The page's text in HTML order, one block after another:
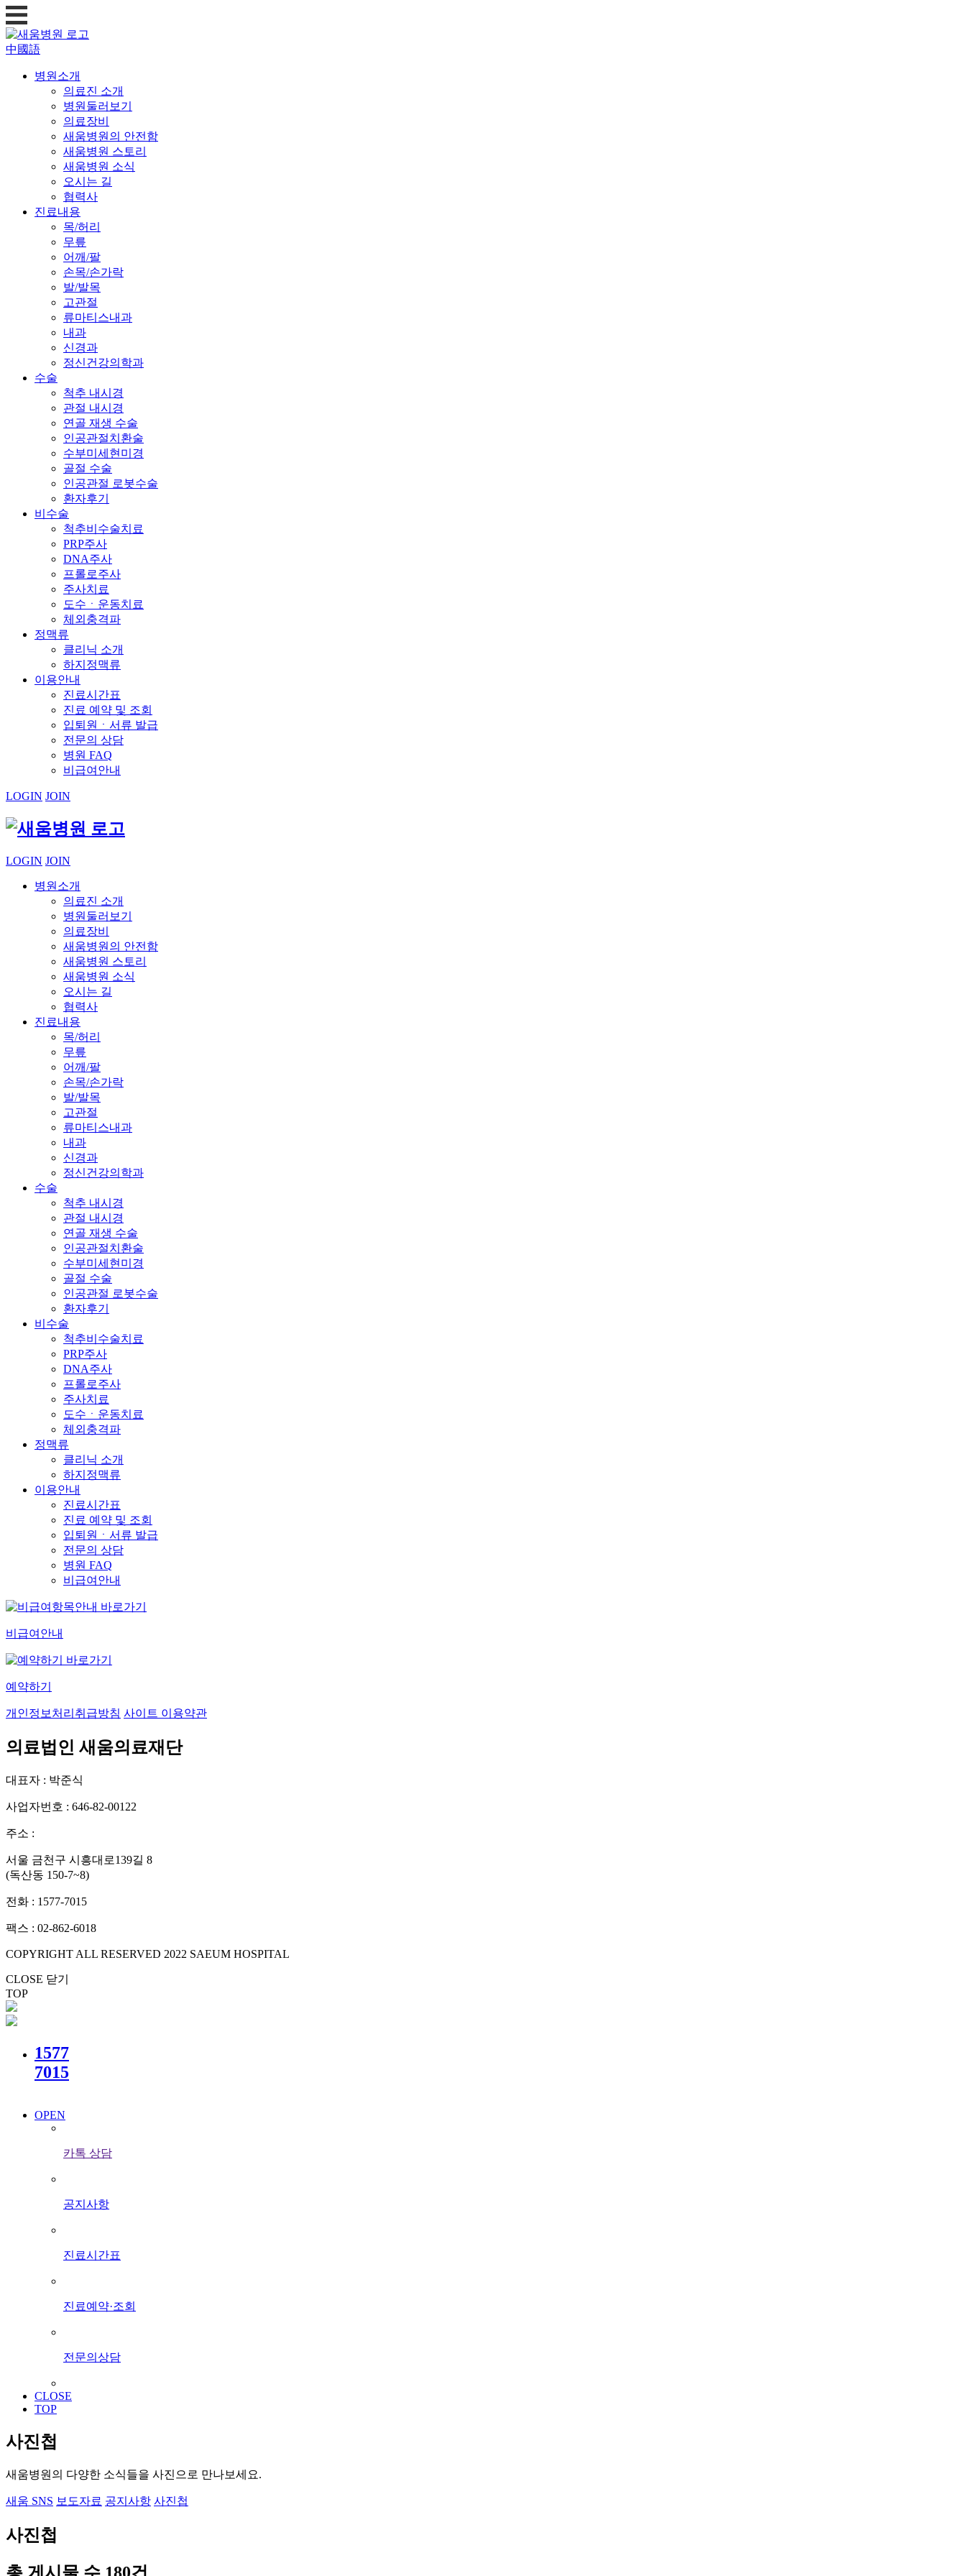
中國語
병원소개
의료진 소개
병원둘러보기
의료장비
새움병원의 안전함
새움병원 스토리
새움병원 소식
오시는 길
협력사
진료내용
목/허리
무릎
어깨/팔
손목/손가락
발/발목
고관절
류마티스내과
내과
신경과
정신건강의학과
수술
척추 내시경
관절 내시경
연골 재생 수술
인공관절치환술
수부미세현미경
골절 수술
인공관절 로봇수술
환자후기
비수술
척추비수술치료
PRP주사
DNA주사
프롤로주사
주사치료
도수ㆍ운동치료
체외충격파
정맥류
클리닉 소개
하지정맥류
이용안내
진료시간표
진료 예약 및 조회
입퇴원ㆍ서류 발급
전문의 상담
병원 FAQ
비급여안내
LOGIN JOIN
LOGIN JOIN
병원소개
의료진 소개
병원둘러보기
의료장비
새움병원의 안전함
새움병원 스토리
새움병원 소식
오시는 길
협력사
진료내용
목/허리
무릎
어깨/팔
손목/손가락
발/발목
고관절
류마티스내과
내과
신경과
정신건강의학과
수술
척추 내시경
관절 내시경
연골 재생 수술
인공관절치환술
수부미세현미경
골절 수술
인공관절 로봇수술
환자후기
비수술
척추비수술치료
PRP주사
DNA주사
프롤로주사
주사치료
도수ㆍ운동치료
체외충격파
정맥류
클리닉 소개
하지정맥류
이용안내
진료시간표
진료 예약 및 조회
입퇴원ㆍ서류 발급
전문의 상담
병원 FAQ
비급여안내
비급여안내
예약하기
개인정보처리취급방침 사이트 이용약관
의료법인 새움의료재단
대표자 : 박준식
사업자번호 : 646-82-00122
주소 :
서울 금천구 시흥대로139길 8
(독산동 150-7~8)
전화 : 1577-7015
팩스 : 02-862-6018
COPYRIGHT ALL RESERVED 2022 SAEUM HOSPITAL
CLOSE 닫기
TOP
1577
7015
OPEN
카톡 상담
공지사항
진료시간표
진료예약·조회
전문의상담
CLOSE
TOP
사진첩
새움병원의 다양한 소식들을 사진으로 만나보세요.
새움 SNS 보도자료 공지사항 사진첩
사진첩